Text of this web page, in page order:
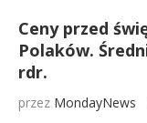
Ceny przed
Polaków.
rdr.
przez MondayNews